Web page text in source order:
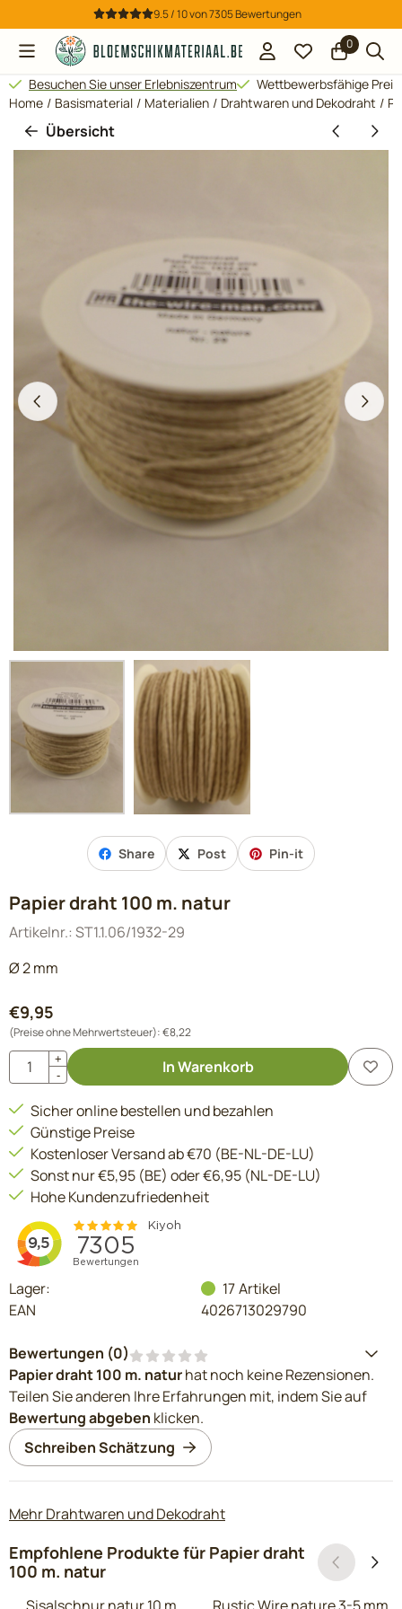
Cookie-Einstellungen verfügbar. Einstellungen wählen oder
9.5 / 10von7305Bewertungen
0
Besuchen Sie unser Erlebniszentrum
Wettbewerbsfähige
Home / Basismaterial / Materialien / Drahtwaren und Dekodraht /
Übersicht
Share Post Pin-it
Papier draht 100 m. natur
Artikelnr.: ST1.1.06/1932-29
Ø 2 mm
€9,95
(Preise ohne Mehrwertsteuer):€8,22
Anzahl
+
-
In Warenkorb
Sicher online bestellen und bezahlen
Günstige Preise
Kostenloser Versand ab €70 (BE-NL-DE-LU)
Sonst nur €5,95 (BE) oder €6,95 (NL-DE-LU)
Hohe Kundenzufriedenheit
Lager: 17Artikel
EAN
4026713029790
Bewertungen (0)
Papier draht 100 m. naturhat noch keine Rezensionen.
Teilen Sie anderen Ihre Erfahrungen mit, indem Sie auf
Bewertung abgeben klicken.
Schreiben Schätzung
Mehr Drahtwaren und Dekodraht
Empfohlene Produkte für Papier draht
100 m. natur